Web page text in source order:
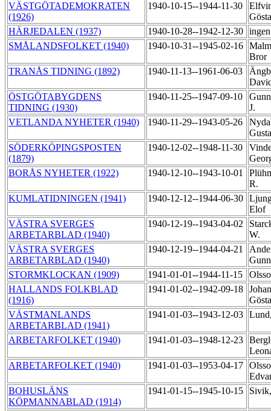
VÄSTGÖTADEMOKRATEN
(1926)
1940-10-15--1944-11-30
HÄRJEDALEN (1937)
1940-10-28--1942-12-30
SMÅLANDSFOLKET (1940)
1940-10-31--1945-02-16
Bror
TRANÅS TIDNING (1892)
1940-11-13--1961-06-03
ÖSTGÖTABYGDENS
TIDNING (1930)
1940-11-25--1947-09-10
J.
VETLANDA NYHETER (1940)
1940-11-29--1943-05-26
SÖDERKÖPINGSPOSTEN
(1879)
1940-12-02--1948-11-30
BORÅS NYHETER (1922)
1940-12-10--1943-10-01
R.
KUMLATIDNINGEN (1941)
1940-12-12--1944-06-30
Elof
VÄSTRA SVERGES
ARBETARBLAD (1940)
1940-12-19--1943-04-02
W.
VÄSTRA SVERGES
ARBETARBLAD (1940)
1940-12-19--1944-04-21
STORMKLOCKAN (1909)
1941-01-01--1944-11-15
HALLANDS FOLKBLAD
(1916)
1941-01-02--1942-09-18
VÄSTMANLANDS
ARBETARBLAD (1941)
1941-01-03--1943-12-03
ARBETARFOLKET (1940) 1941-01-03--1948-12-23
ARBETARFOLKET (1940)
1941-01-03--1953-04-17
BOHUSLÄNS
KÖPMANNABLAD (1914)
1941-01-15--1945-10-15